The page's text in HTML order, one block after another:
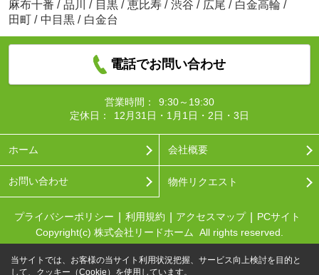
麻布十番 / 品川 / 目黒 / 恵比寿 / 渋谷 / 広尾 / 白金高輪 /
田町 / 中目黒 / 白金台
電話でお問い合わせ
営業時間：
9:30～19:30
定休日：
12月31日・1月1日・2日・3日
ホーム 会社概要
お問い合わせ 物件リクエスト
プライバシーポリシー 利用規約 アクセスマップ
PCサイト
Copyright(c) 株式会社リードホーム All rights reserved.
当サイトでは、お客様の当サイト利用状況把握、サービス向上検討を目的と
して、クッキー（Cookie）を使用しています。